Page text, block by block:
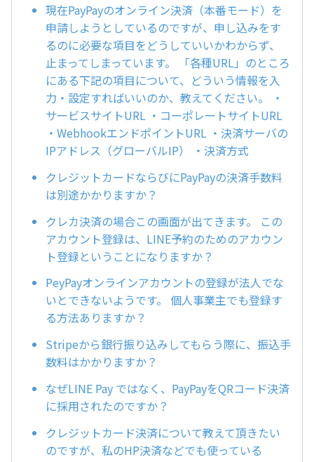
現在PayPayのオンライン決済（本番モード）を
申請しようとしているのですが、申し込みをす
るのに必要な項目をどうしていいかわからず、
止まってしまっています。 「各種URL」のところ
にある下記の項目について、どういう情報を入
力・設定すればいいのか、教えてください。 ・
サービスサイトURL ・コーポレートサイトURL
・WebhookエンドポイントURL ・決済サーバの
IPアドレス（グローバルIP） ・決済方式
クレジットカードならびにPayPayの決済手数料
は別途かかりますか？
クレカ決済の場合この画面が出てきます。 この
アカウント登録は、LINE予約のためのアカウン
ト登録ということになりますか？
PeyPayオンラインアカウントの登録が法人でな
いとできないようです。 個人事業主でも登録す
る方法ありますか？
Stripeから銀行振り込みしてもらう際に、振込手
数料はかかりますか？
なぜLINE Pay ではなく、PayPayをQRコード決済
に採用されたのですか？
クレジットカード決済について教えて頂きたい
のですが、私のHP決済などでも使っている